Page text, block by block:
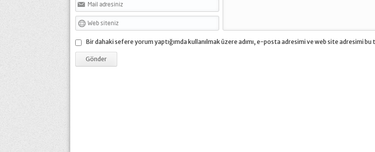
Bir dahaki sefere yorum yaptığımda kullanılmak üzere adımı, e-posta adresimi ve web site adresimi bu